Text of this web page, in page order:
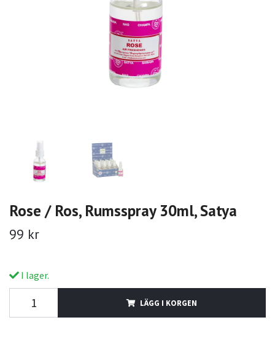
Rose / Ros, Rumsspray 30ml, Satya
99 kr
I lager.
LÄGG I KORGEN